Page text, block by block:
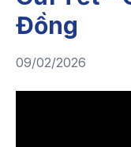
Đồng
09/02/2026